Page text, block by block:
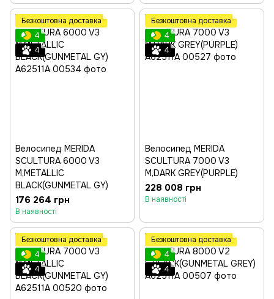
Безкоштовна доставка
4
4
Велосипед MERIDA
SCULTURA 6000 V3
M,METALLIC
BLACK(GUNMETAL GY)
176 264 грн
В наявності
Безкоштовна доставка
4
4
Велосипед MERIDA
SCULTURA 7000 V3
M,DARK GREY(PURPLE)
228 008 грн
В наявності
Безкоштовна доставка
4
4
Безкоштовна доставка
4
4